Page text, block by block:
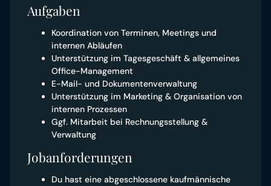
Aufgaben
Koordination von Terminen, Meetings und
internen Abläufen
Unterstützung im Tagesgeschäft & allgemeines
Office-Management
E-Mail- und Dokumentenverwaltung
Unterstützung im Marketing & Organisation von
internen Prozessen
Ggf. Mitarbeit bei Rechnungsstellung &
Verwaltung
Jobanforderungen
Du hast eine abgeschlossene kaufmännische